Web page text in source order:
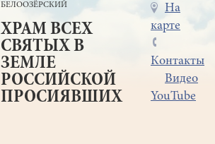
БЕЛООЗЁРСКИЙ
ХРАМ ВСЕХ
СВЯТЫХ В
ЗЕМЛЕ
РОССИЙСКОЙ
ПРОСИЯВШИХ
Меню
в
шапке
На
карте
Контакты
Видео
YouTube